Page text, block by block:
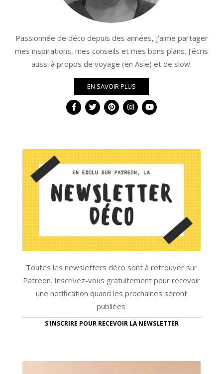
Passionnée de déco depuis des années, j'aime partager
mes inspirations, mes conseils et mes bons plans. J'écris
aussi à propos de voyage (en Asie) et de slow.
EN SAVOIR PLUS
Toutes les newsletters déco sont à retrouver sur
Patreon. Inscrivez-vous gratuitement pour recevoir
une notification quand les prochaines seront
publiées.
S'INSCRIRE POUR RECEVOIR LA NEWSLETTER